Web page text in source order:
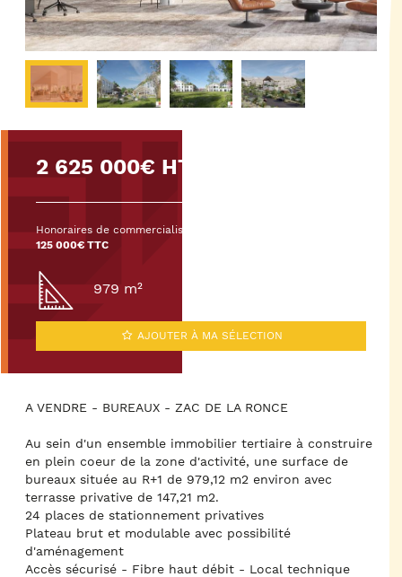
2 625 000€ HT/HD
Honoraires de commercialisation :
125 000€ TTC
979 m²
AJOUTER À MA SÉLECTION
A VENDRE - BUREAUX - ZAC DE LA RONCE
Au sein d'un ensemble immobilier tertiaire à construire
en plein coeur de la zone d'activité, une surface de
bureaux située au R+1 de 979,12 m2 environ avec
terrasse privative de 147,21 m2.
24 places de stationnement privatives
Plateau brut et modulable avec possibilité
d'aménagement
Accès sécurisé - Fibre haut débit - Local technique